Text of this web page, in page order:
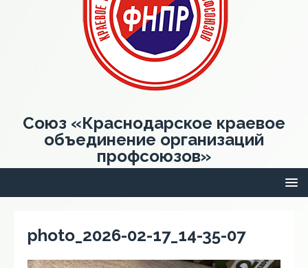
Союз «Краснодарское краевое
объединение организаций
профсоюзов»
photo_2026-02-17_14-35-07